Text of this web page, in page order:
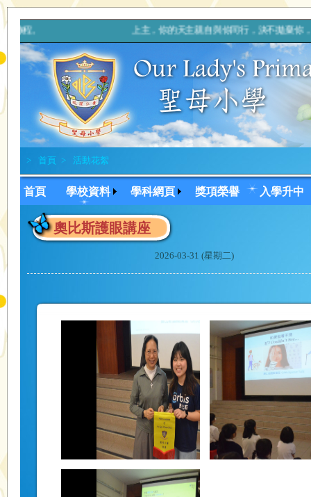
信仰的旅程。 上主，你的天主親自與你同行，決不拋棄
> 首頁 > 活動花絮
首頁 學校資料 學科網頁 獎項榮譽 入學升中
奧比斯護眼講座
2026-03-31 (星期二)